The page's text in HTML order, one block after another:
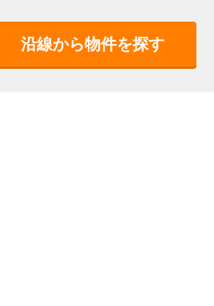
沿線から物件を探す